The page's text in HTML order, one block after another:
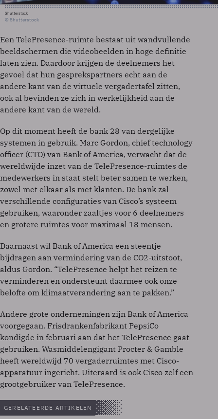
Shutterstock
© Shutterstock
Een TelePresence-ruimte bestaat uit wandvullende
beeldschermen die videobeelden in hoge definitie
laten zien. Daardoor krijgen de deelnemers het
gevoel dat hun gesprekspartners echt aan de
andere kant van de virtuele vergadertafel zitten,
ook al bevinden ze zich in werkelijkheid aan de
andere kant van de wereld.
Op dit moment heeft de bank 28 van dergelijke
systemen in gebruik. Marc Gordon, chief technology
officer (CTO) van Bank of America, verwacht dat de
wereldwijde inzet van de TelePresence-ruimtes de
medewerkers in staat stelt beter samen te werken,
zowel met elkaar als met klanten. De bank zal
verschillende configuraties van Cisco’s systeem
gebruiken, waaronder zaaltjes voor 6 deelnemers
en grotere ruimtes voor maximaal 18 mensen.
Daarnaast wil Bank of America een steentje
bijdragen aan vermindering van de CO2-uitstoot,
aldus Gordon. “TelePresence helpt het reizen te
verminderen en ondersteunt daarmee ook onze
belofte om klimaatverandering aan te pakken.”
Andere grote ondernemingen zijn Bank of America
voorgegaan. Frisdrankenfabrikant PepsiCo
kondigde in februari aan dat het TelePresence gaat
gebruiken. Wasmiddelengigant Procter & Gamble
heeft wereldwijd 70 vergaderruimtes met Cisco-
apparatuur ingericht. Uiteraard is ook Cisco zelf een
grootgebruiker van TelePresence.
GERELATEERDE ARTIKELEN